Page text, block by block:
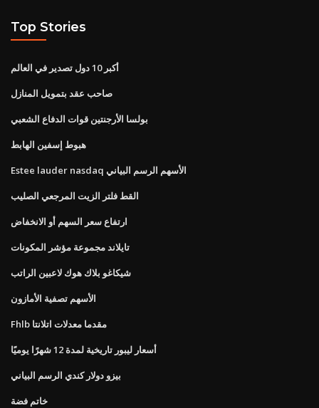
Top Stories
أكبر 10 دول تصدير في العالم
صاحب عقد بتمويل المنازل
بولسا الأرجنتين قوات الدفاع الشعبي
هبوط إسفين الهابط
Estee lauder nasdaq الأسهم الرسم البياني
القط فلتر الزيت المرجعي الصليب
ارتفاع سعر السهم أو الانخفاض
تايلاند مجموعة مؤشر المكونات
شيكاغو بلاك هوك لاعبين الراتب
الأسهم تصفية الأمازون
Fhlb مقدما معدلات اتلانتا
أسعار ليبور تاريخية لمدة 12 شهرًا يوميًا
بيزو دولار كندي الرسم البياني
خاتم فضة